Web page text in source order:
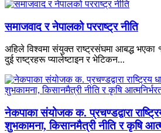
समाजवाद र नेपालको परराष्ट्र नीति
अहिले विश्वमा संयुक्त राष्ट्रसंघमा आबद्ध भएका
दुई राष्ट्रहरू प्यालेष्टाइन र भेटिकन...
नेकपाका संयोजक क. प्रचण्डद्वारा
शुभकामना, किसानमैत्री नीति र कृषि